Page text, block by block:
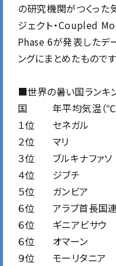
の研究機関がつくった
ジェクト・Coupled
Phase 6が発表したデ
ングにまとめたものです
■世界の暑い国ランキ
国
年平均気温（℃
１位
セネガル
２位
マリ
３位
ブルキナファソ
４位
ジブチ
５位
ガンビア
６位
アラブ首長国
６位
ギニアビサウ
６位
オマーン
９位
モーリタニア